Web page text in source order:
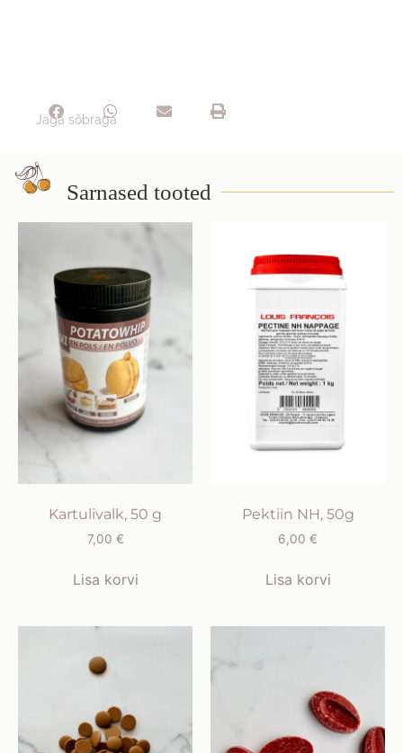
Jaga sõbraga
Sarnased tooted
Kartulivalk, 50 g
7,00 €
Lisa korvi
Pektiin NH, 50g
6,00 €
Lisa korvi